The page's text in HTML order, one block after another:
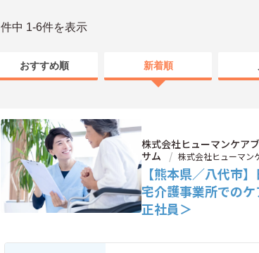
件中 1-6件を表示
おすすめ順 新着順
株式会社ヒューマンケア
サム
株式会社ヒューマン
【熊本県／八代市
宅介護事業所での
正社員＞